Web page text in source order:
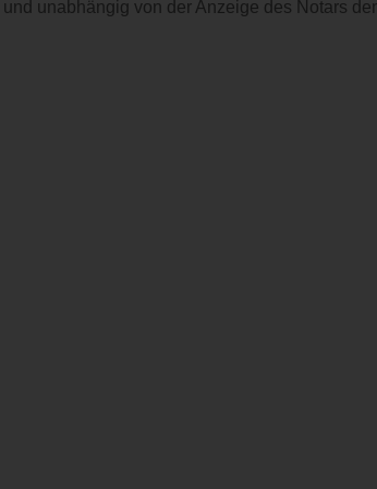
unabhängig von der Anzeige des Notars